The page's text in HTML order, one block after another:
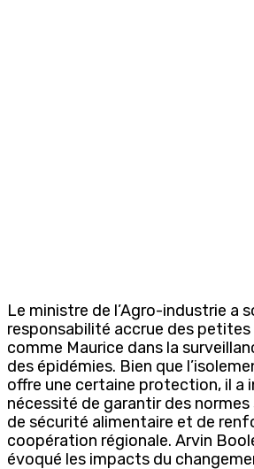
Le ministre de l’Agro-industrie a
responsabilité accrue des
comme Maurice dans la
des épidémies. Bien que
offre une certaine protection, il a
nécessité de garantir des
de sécurité alimentaire et de
coopération régionale. Arvin
évoqué les impacts du